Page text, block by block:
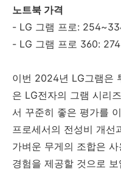
노트북 가격
- LG 그램 프로:
- LG 그램 프로 360:
이번 2024년 LG그램은
은 LG전자의 그램 시리
서 꾸준히 좋은 평가를
프로세서의 전성비 개
가벼운 무게의 조합은
경험을 제공할 것으로 보